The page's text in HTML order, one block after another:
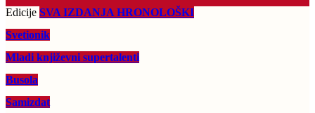
Edicije SVA IZDANJA HRONOLOŠKI
Svetionik
Mladi književni supertalenti
Busola
Samizdat